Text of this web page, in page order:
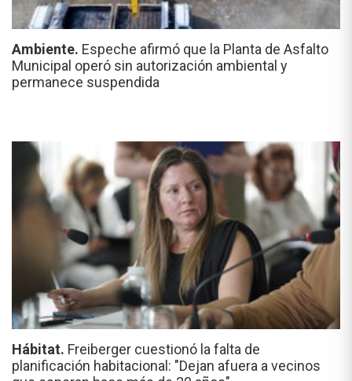
Ambiente. Espeche afirmó que la Planta de Asfalto
Municipal operó sin autorización ambiental y
permanece suspendida
Hábitat. Freiberger cuestionó la falta de
planificación habitacional: "Dejan afuera a vecinos